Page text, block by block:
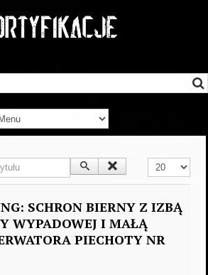
Pokaż #
SCHRON BIERNY Z IZBĄ
WYPADOWEJ I MAŁĄ
PIECHOTY NR